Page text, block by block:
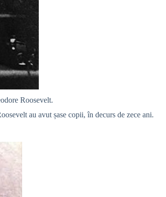
Roosevelt.
au avut șase copii, în decurs de zece ani.